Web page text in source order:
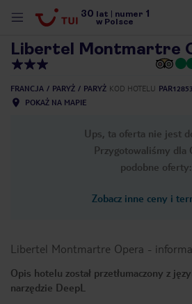
30 lat numer 1
w Polsce
Libertel Montmartre
FRANCJA PARYŻ PARYŻ KOD HOTELU PAR12853
POKAŻ NA MAPIE
Ups, ta oferta nie jest
Przygotowaliśmy dla
podobne oferty:
Zobacz inne ceny i
Libertel Montmartre Opera -
Opis hotelu został przetłumaczony z
narzędzie DeepL